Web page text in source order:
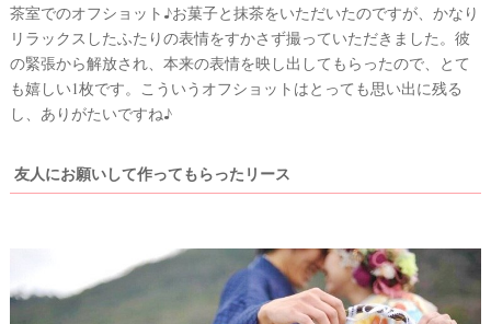
茶室でのオフショット♪お菓子と抹茶をいただいたのですが、かなり
リラックスしたふたりの表情をすかさず撮っていただきました。彼
の緊張から解放され、本来の表情を映し出してもらったので、とて
も嬉しい1枚です。こういうオフショットはとっても思い出に残る
し、ありがたいですね♪
友人にお願いして作ってもらったリース